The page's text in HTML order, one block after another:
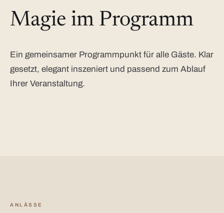
Magie im Programm
Ein gemeinsamer Programmpunkt für alle Gäste. Klar
gesetzt, elegant inszeniert und passend zum Ablauf
Ihrer Veranstaltung.
ANLÄSSE